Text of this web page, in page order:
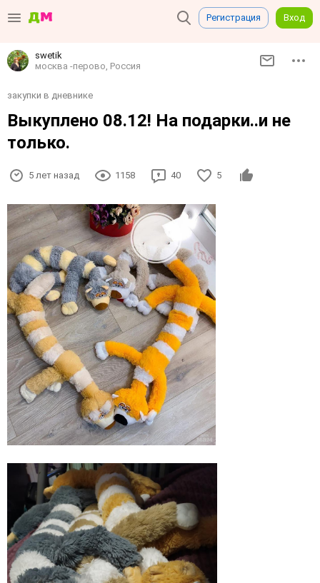
Регистрация Вход
swetik
москва -перово, Россия
закупки в дневнике
Выкуплено 08.12! На подарки..и не
только.
5 лет назад 1158 40 5